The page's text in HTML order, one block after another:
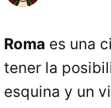
Roma es una
tener la
esquina y un